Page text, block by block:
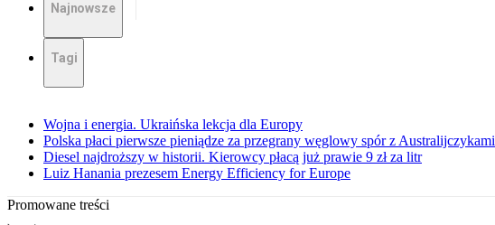
Najnowsze
Tagi
Wojna i energia. Ukraińska lekcja dla Europy
Polska płaci pierwsze pieniądze za przegrany węglowy spór z Australijczykami
Diesel najdroższy w historii. Kierowcy płacą już prawie 9 zł za litr
Luiz Hanania prezesem Energy Efficiency for Europe
Promowane treści